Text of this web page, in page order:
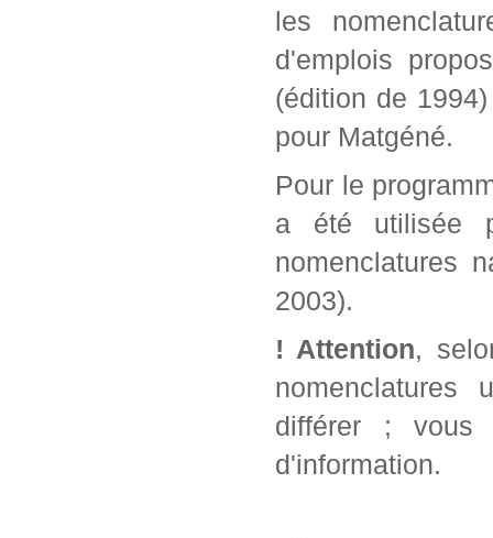
les
d'emplois
(édition de
pour Matgéné.
Pour le
a été utilisée
nomenclatures
2003).
! Attention,
nomenclatures
différer ; vous
d'information.